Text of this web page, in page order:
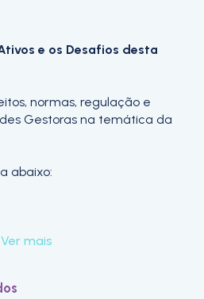
e os Desafios desta
normas, regulação e
Gestoras na temática da
abaixo:
Ver mais